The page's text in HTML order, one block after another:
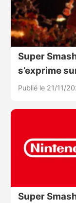
Super
s’exprime
Publié le 21/11/
Super